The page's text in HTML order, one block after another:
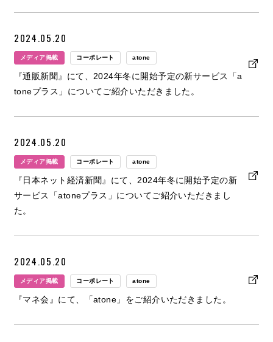
2024.05.20
メディア掲載 コーポレート atone
『通販新聞』にて、2024年冬に開始予定の新サービス「a
toneプラス」についてご紹介いただきました。
2024.05.20
メディア掲載 コーポレート atone
『日本ネット経済新聞』にて、2024年冬に開始予定の新
サービス「atoneプラス」についてご紹介いただきまし
た。
2024.05.20
メディア掲載 コーポレート atone
『マネ会』にて、「atone」をご紹介いただきました。